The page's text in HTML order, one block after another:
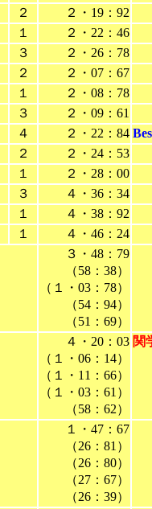
２
２・19：92
１
２・22：46
３ ２・26：78
２
２・07：67
１
２・08：78
３
２・09：61
４ ２・22：84
２
２・24：53
１ ２・28：00
３
４・36：34
１
４・38：92
１ ４・46：24
３・48：79
（58：38）
（１・03：78）
（54：94）
（51：69）
４・20：03
（１・06：14）
（１・11：66）
（１・03：61）
（58：62）
関
１・47：67
（26：81）
（26：80）
（27：67）
（26：39）